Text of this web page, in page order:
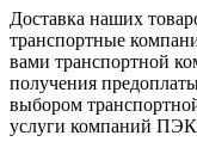
Доставка наших
транспортные
вами транспортной
получения
выбором
услуги компаний